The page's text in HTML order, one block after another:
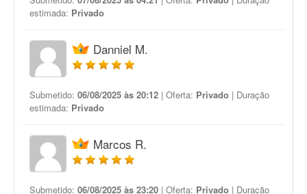
estimada: Privado
Danniel M.
Submetido: 06/08/2025 às 20:12 | Oferta: Privado | Duração
estimada: Privado
Marcos R.
Submetido: 06/08/2025 às 23:20 | Oferta: Privado | Duração